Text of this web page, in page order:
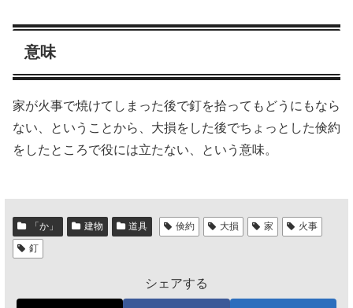
意味
家が火事で焼けてしまった後で釘を拾ってもどうにもなら
ない、ということから、大損をした後でちょっとした倹約
をしたところで役には立たない、という意味。
「か」 建物 道具 倹約 大損 家
火事
釘
シェアする